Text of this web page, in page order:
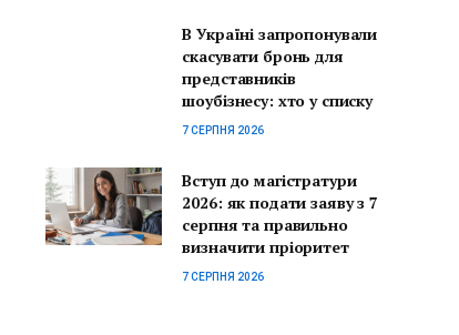
В Україні запропонували
скасувати бронь для
представників
шоубізнесу: хто у списку
7 СЕРПНЯ 2026
Вступ до магістратури
2026: як подати заяву з 7
серпня та правильно
визначити пріоритет
7 СЕРПНЯ 2026